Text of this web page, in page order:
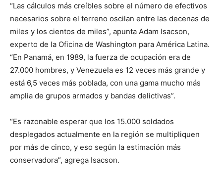
“Las cálculos más creíbles sobre el número de efectivos
necesarios sobre el terreno oscilan entre las decenas de
miles y los cientos de miles”, apunta Adam Isacson,
experto de la Oficina de Washington para América Latina.
“En Panamá, en 1989, la fuerza de ocupación era de
27.000 hombres, y Venezuela es 12 veces más grande y
está 6,5 veces más poblada, con una gama mucho más
amplia de grupos armados y bandas delictivas”.
“Es razonable esperar que los 15.000 soldados
desplegados actualmente en la región se multipliquen
por más de cinco, y eso según la estimación más
conservadora”, agrega Isacson.